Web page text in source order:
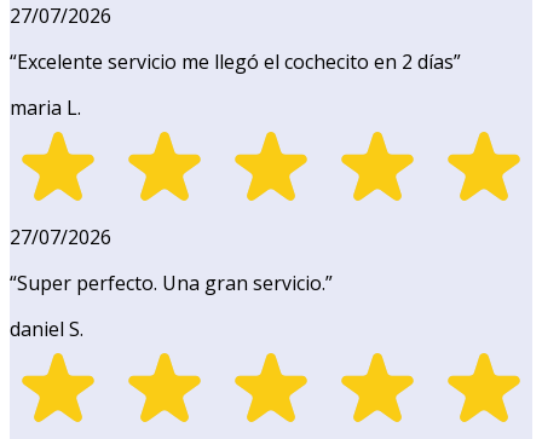
27/07/2026
“Excelente servicio me llegó el cochecito en 2 días”
maria L.
27/07/2026
“Super perfecto. Una gran servicio.”
daniel S.